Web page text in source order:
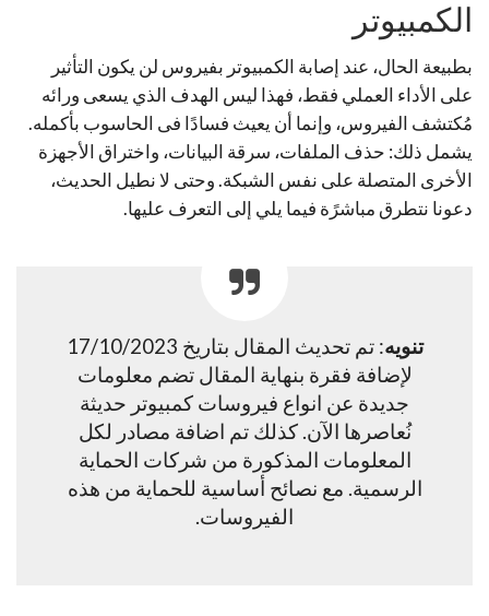
الكمبيوتر
بطبيعة الحال، عند إصابة الكمبيوتر بفيروس لن يكون التأثير
على الأداء العملي فقط، فهذا ليس الهدف الذي يسعى ورائه
مُكتشف الفيروس، وإنما أن يعيث فسادًا فى الحاسوب بأكمله.
يشمل ذلك: حذف الملفات، سرقة البيانات، واختراق الأجهزة
الأخرى المتصلة على نفس الشبكة. وحتى لا نطيل الحديث،
دعونا نتطرق مباشرًة فيما يلي إلى التعرف عليها.
تنويه
: تم تحديث المقال بتاريخ 17/10/2023
لإضافة فقرة بنهاية المقال تضم معلومات
جديدة عن انواع فيروسات كمبيوتر حديثة
نُعاصرها الآن. كذلك تم اضافة مصادر لكل
المعلومات المذكورة من شركات الحماية
الرسمية. مع نصائح أساسية للحماية من هذه
الفيروسات.